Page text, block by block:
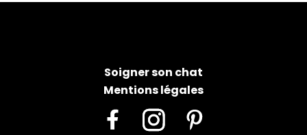
Soigner son chat
Mentions légales
FacebookInstagramPinterest